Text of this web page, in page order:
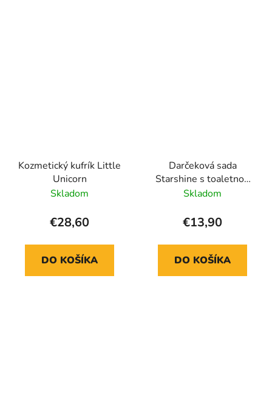
Kozmetický kufrík Little
Unicorn
Skladom
€28,60
DO KOŠÍKA
Darčeková sada
Starshine s toaletnou
vodou 100 ml
Skladom
€13,90
DO KOŠÍKA